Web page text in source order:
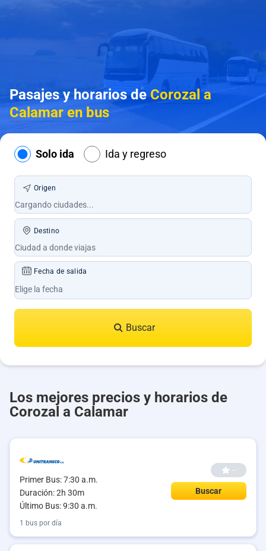
Pasajes y horarios deCorozal a
Calamar en bus
Solo ida Ida y regreso
Origen
Destino
Fecha de salida
Buscar
Los mejores precios y horarios de
Corozal a Calamar
Primer Bus: 7:30 a.m.
Duración: 2h 30m
Último Bus: 9:30 a.m.
--
Buscar
1 bus por día